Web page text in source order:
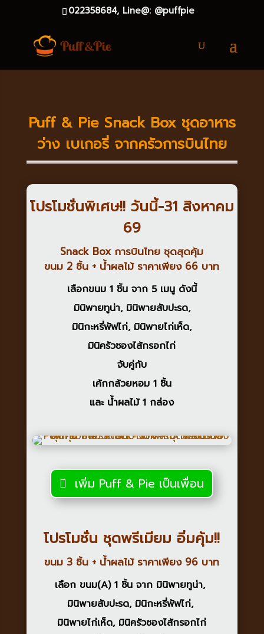
022358684, Line@: @puffpie
Puff & Pie Snack Box ชุดอาหาร
ว่าง เบเกอรี่ จากครัวการบินไทย
โปรโมชั่นพิเศษ!! วันนี้-31 สิงหาคม
69
Snack Box การบินไทย ชุดสุดคุ้ม
ขนม 2 ชิ้น + น้ำผลไม้ ราคาเพียง 66 บาท
เลือกขนม 1 ชิ้นจาก 5 เมนู ดังนี้
มินิพายทูน่า, มินิพายสับปะรด,
มินิกะหรี่พัฟไก่, มินิพายไก่เห็ด,
มินิครัวซองไส้กรอกไก่
จับคู่กับ
เค้กกล้วยหอม 1 ชิ้น
และ น้ำผลไม้ 1 กล่อง
เพิ่ม Puff & Pie เป็นเพื่อน
โปรโมชั่น ชุดพรีเมียม อิ่มคุ้ม!!
ขนม 3 ชิ้น + น้ำผลไม้ ราคาเพียง 96 บาท
เลือก ขนม(A) 1 ชิ้นจาก มินิพายทูน่า,
มินิพายสับปะรด, มินิกะหรี่พัฟไก่,
มินิพายไก่เห็ด, มินิครัวซองไส้กรอกไก่